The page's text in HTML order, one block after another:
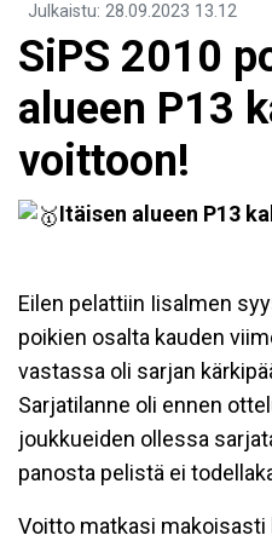
Julkaistu: 28.09.2023 13.12
SiPS 2010
alueen P13
voittoon!
Itäisen alueen P13
Eilen pelattiin Iisalmen
poikien osalta kauden
vastassa oli sarjan
Sarjatilanne oli ennen
joukkueiden ollessa
panosta pelistä ei
Voitto matkasi